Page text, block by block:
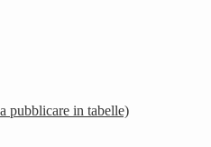
pubblicare in tabelle)